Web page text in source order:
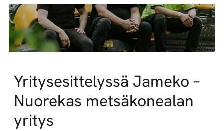
tarjoavat
Metsä
Groupin
sopimusyritykset
metsäalan
töitä
etsivät
huippuosaajat.
Yritysesittelyssä Jameko –
Nuorekas metsäkonealan
yritys